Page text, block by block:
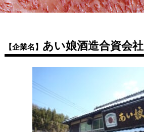
【企業名】 あい娘酒造合資会社